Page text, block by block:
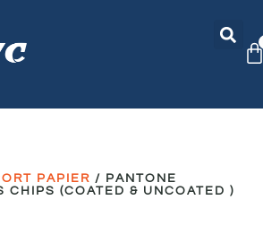
PAPIER / PANTONE
CHIPS (COATED & UNCOATED )